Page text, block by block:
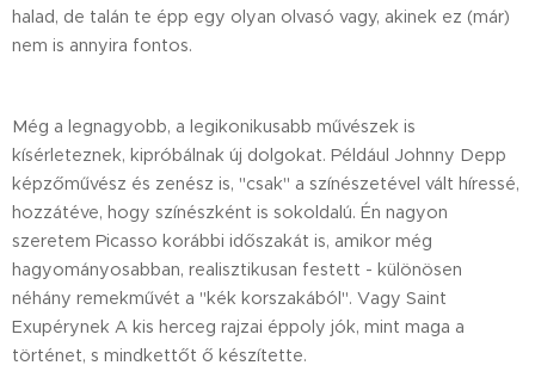
halad, de talán te épp egy olyan olvasó vagy, akinek ez (már)
nem is annyira fontos.
Még a legnagyobb, a legikonikusabb művészek is
kísérleteznek, kipróbálnak új dolgokat. Például Johnny Depp
képzőművész és zenész is, "csak" a színészetével vált híressé,
hozzátéve, hogy színészként is sokoldalú. Én nagyon
szeretem Picasso korábbi időszakát is, amikor még
hagyományosabban, realisztikusan festett - különösen
néhány remekművét a "kék korszakából". Vagy Saint
Exupérynek A kis herceg rajzai éppoly jók, mint maga a
történet, s mindkettőt ő készítette.